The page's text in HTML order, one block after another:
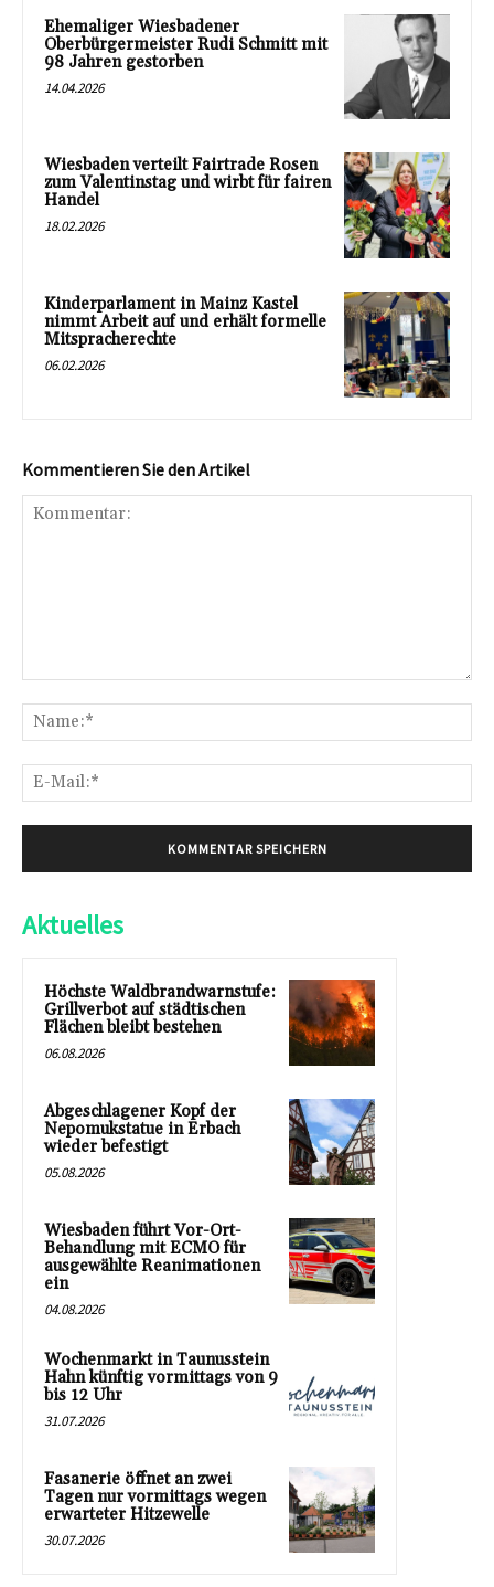
Ehemaliger Wiesbadener
Oberbürgermeister Rudi Schmitt mit
98 Jahren gestorben
14.04.2026
Wiesbaden verteilt Fairtrade Rosen
zum Valentinstag und wirbt für fairen
Handel
18.02.2026
Kinderparlament in Mainz Kastel
nimmt Arbeit auf und erhält formelle
Mitspracherechte
06.02.2026
Kommentieren Sie den Artikel
Aktuelles
Höchste Waldbrandwarnstufe:
Grillverbot auf städtischen
Flächen bleibt bestehen
06.08.2026
Abgeschlagener Kopf der
Nepomukstatue in Erbach
wieder befestigt
05.08.2026
Wiesbaden führt Vor-Ort-
Behandlung mit ECMO für
ausgewählte Reanimationen
ein
04.08.2026
Wochenmarkt in Taunusstein
Hahn künftig vormittags von 9
bis 12 Uhr
31.07.2026
Fasanerie öffnet an zwei
Tagen nur vormittags wegen
erwarteter Hitzewelle
30.07.2026